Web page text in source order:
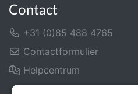
Contact
+31 (0)85 488 4765
Contactformulier
Helpcentrum